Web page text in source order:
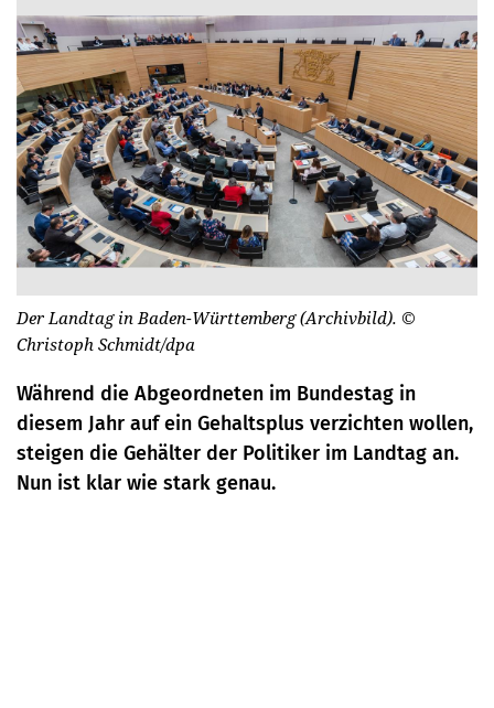
Der Landtag in Baden-Württemberg (Archivbild). ©
Christoph Schmidt/dpa
Während die Abgeordneten im Bundestag in
diesem Jahr auf ein Gehaltsplus verzichten wollen,
steigen die Gehälter der Politiker im Landtag an.
Nun ist klar wie stark genau.